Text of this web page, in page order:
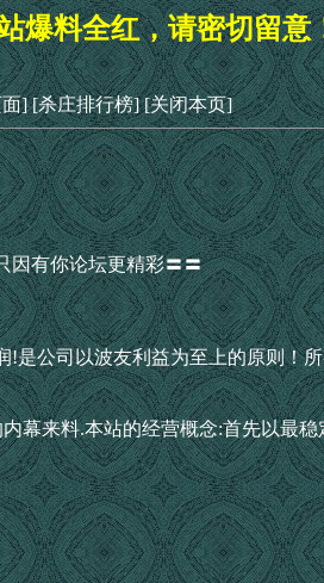
爆料全红，请密切留意
] [杀庄排行榜] [关闭本页]
因有你论坛更精彩〓〓
是公司以波友利益为至上的原则！
幕来料.本站的经营概念:首先以最